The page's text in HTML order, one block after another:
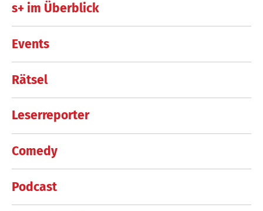
s+ im Überblick
Events
Rätsel
Leserreporter
Comedy
Podcast